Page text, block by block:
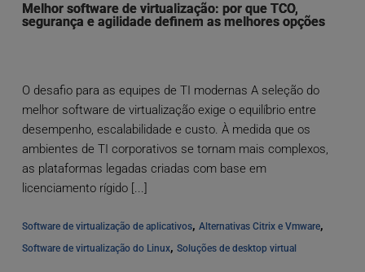
Melhor software de virtualização: por que TCO,
segurança e agilidade definem as melhores opções
O desafio para as equipes de TI modernas A seleção do
melhor software de virtualização exige o equilíbrio entre
desempenho, escalabilidade e custo. À medida que os
ambientes de TI corporativos se tornam mais complexos,
as plataformas legadas criadas com base em
licenciamento rígido [...]
Software de virtualização de aplicativos, Alternativas Citrix e Vmware
Software de virtualização do Linux, Soluções de desktop virtual